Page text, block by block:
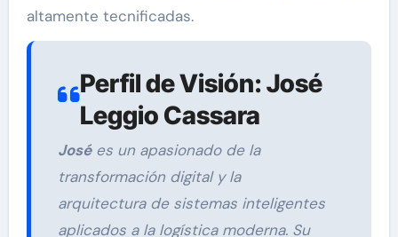
altamente tecnificadas.
Perfil de Visión: José
Leggio Cassara
Josées un apasionado de la
transformación digital y la
arquitectura de sistemas inteligentes
aplicados a la logística moderna. Su